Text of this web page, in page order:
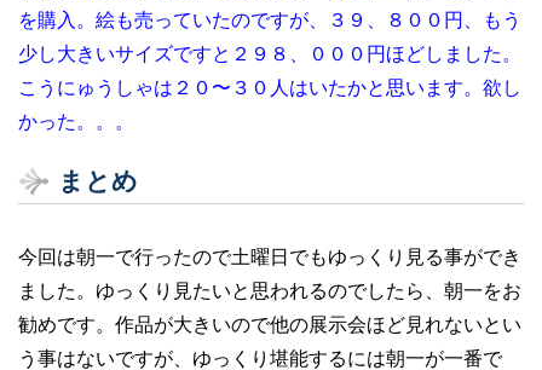
を購入。絵も売っていたのですが、３９、８００円、もう
少し大きいサイズですと２９８、０００円ほどしました。
こうにゅうしゃは２０〜３０人はいたかと思います。欲し
かった。。。
まとめ
今回は朝一で行ったので土曜日でもゆっくり見る事ができ
ました。ゆっくり見たいと思われるのでしたら、朝一をお
勧めです。作品が大きいので他の展示会ほど見れないとい
う事はないですが、ゆっくり堪能するには朝一が一番で